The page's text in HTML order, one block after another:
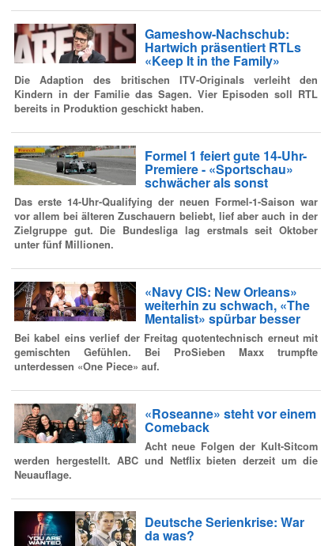
Gameshow-Nachschub:
Hartwich präsentiert RTLs
«Keep It in the Family»
Die Adaption des britischen ITV-Originals verleiht den
Kindern in der Familie das Sagen. Vier Episoden soll RTL
bereits in Produktion geschickt haben.
Formel 1 feiert gute 14-Uhr-
Premiere - «Sportschau»
schwächer als sonst
Das erste 14-Uhr-Qualifying der neuen Formel-1-Saison war
vor allem bei älteren Zuschauern beliebt, lief aber auch in der
Zielgruppe gut. Die Bundesliga lag erstmals seit Oktober
unter fünf Millionen.
«Navy CIS: New Orleans»
weiterhin zu schwach, «The
Mentalist» spürbar besser
Bei kabel eins verlief der Freitag quotentechnisch erneut mit
gemischten Gefühlen. Bei ProSieben Maxx trumpfte
unterdessen «One Piece» auf.
«Roseanne» steht vor einem
Comeback
Acht neue Folgen der Kult-Sitcom
werden hergestellt. ABC und Netflix bieten derzeit um die
Neuauflage.
Deutsche Serienkrise: War
da was?